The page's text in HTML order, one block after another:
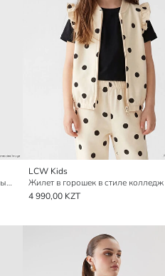
Женский трикотажный жилет с круглым вырезом
LCW Kids
4 990,00 KZT